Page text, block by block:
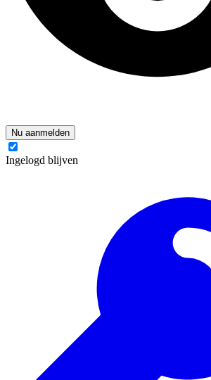
Nu aanmelden
Ingelogd blijven